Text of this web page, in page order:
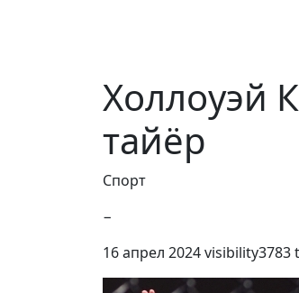
Холлоуэй
тайёр
Спорт
−
16 апрел 2024visibility3783